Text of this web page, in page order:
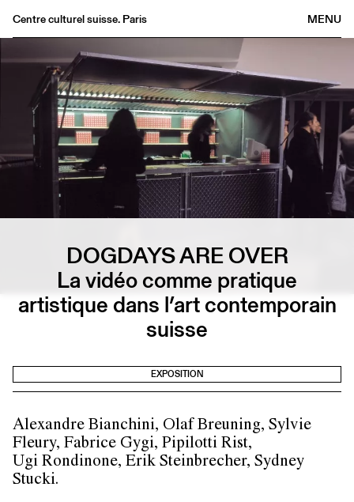
MENU
Centre culturel suisse. Paris
Librairie
Buvette
Archives
Médiathèque
Informations
DOGDAYS ARE OVER
La vidéo comme pratique
artistique dans l’art contemporain
suisse
EXPOSITION
Alexandre Bianchini, Olaf Breuning, Sylvie
Fleury, Fabrice Gygi, Pipilotti Rist,
Ugi Rondinone, Erik Steinbrecher, Sydney
Stucki.